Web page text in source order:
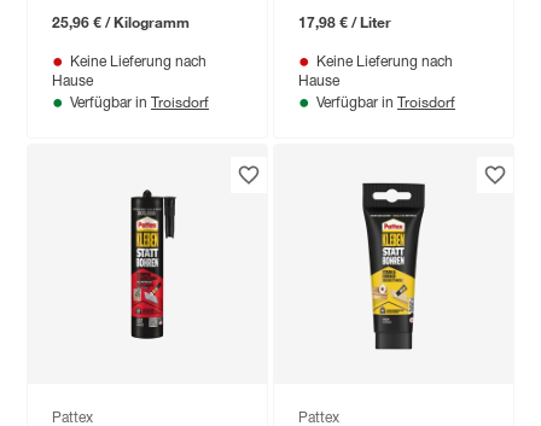
25,96 € / Kilogramm
Keine Lieferung nach
Hause
Verfügbar in Troisdorf
17,98 € / Liter
Keine Lieferung nach
Hause
Verfügbar in Troisdorf
Pattex Pattex